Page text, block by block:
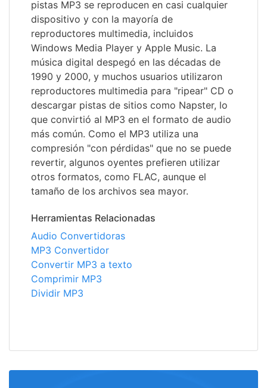
pistas MP3 se reproducen en casi cualquier
dispositivo y con la mayoría de
reproductores multimedia, incluidos
Windows Media Player y Apple Music. La
música digital despegó en las décadas de
1990 y 2000, y muchos usuarios utilizaron
reproductores multimedia para "ripear" CD o
descargar pistas de sitios como Napster, lo
que convirtió al MP3 en el formato de audio
más común. Como el MP3 utiliza una
compresión "con pérdidas" que no se puede
revertir, algunos oyentes prefieren utilizar
otros formatos, como FLAC, aunque el
tamaño de los archivos sea mayor.
Herramientas Relacionadas
Audio Convertidoras
MP3 Convertidor
Convertir MP3 a texto
Comprimir MP3
Dividir MP3